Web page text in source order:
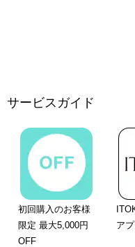
サービスガイド
初回購入のお客様
限定 最大5,000円
OFF
ア